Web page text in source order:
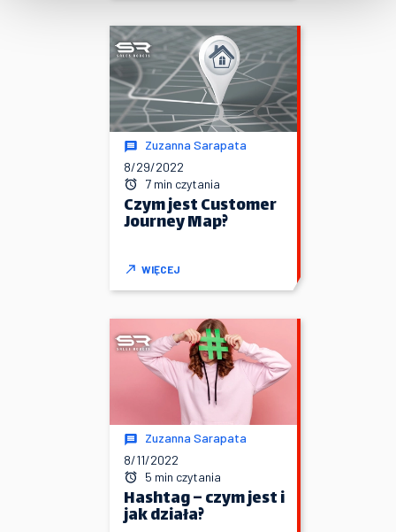
Zuzanna Sarapata
8/29/2022
7 min czytania
Czym jest Customer
Journey Map?
WIĘCEJ
Zuzanna Sarapata
8/11/2022
5 min czytania
Hashtag – czym jest i
jak działa?